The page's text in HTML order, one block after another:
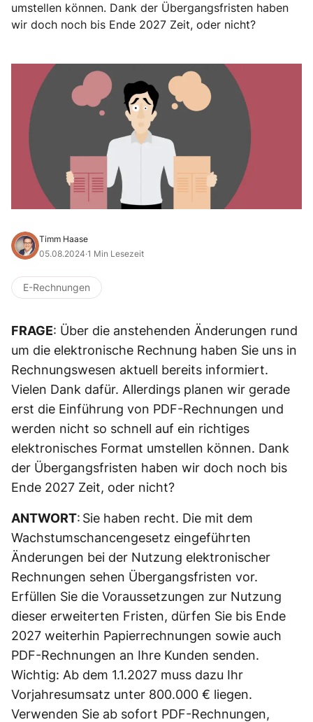
umstellen können. Dank der Übergangsfristen haben
wir doch noch bis Ende 2027 Zeit, oder nicht?
Timm Haase
05.08.2024·1 Min Lesezeit
E-Rechnungen
FRAGE: Über die anstehenden Änderungen rund
um die elektronische Rechnung haben Sie uns in
Rechnungswesen aktuell bereits informiert.
Vielen Dank dafür. Allerdings planen wir gerade
erst die Einführung von PDF-Rechnungen und
werden nicht so schnell auf ein richtiges
elektronisches Format umstellen können. Dank
der Übergangsfristen haben wir doch noch bis
Ende 2027 Zeit, oder nicht?
ANTWORT: Sie haben recht. Die mit dem
Wachstumschancengesetz eingeführten
Änderungen bei der Nutzung elektronischer
Rechnungen sehen Übergangsfristen vor.
Erfüllen Sie die Voraussetzungen zur Nutzung
dieser erweiterten Fristen, dürfen Sie bis Ende
2027 weiterhin Papierrechnungen sowie auch
PDF-Rechnungen an Ihre Kunden senden.
Wichtig: Ab dem 1.1.2027 muss dazu Ihr
Vorjahresumsatz unter 800.000 € liegen.
Verwenden Sie ab sofort PDF-Rechnungen,